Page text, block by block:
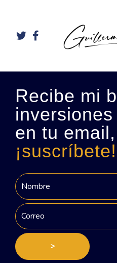
Recibe mi
inversiones
en tu email,
¡suscríbete!
>